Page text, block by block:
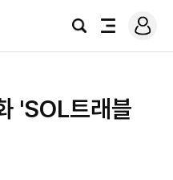
검
전
로
그
'SOL트래블